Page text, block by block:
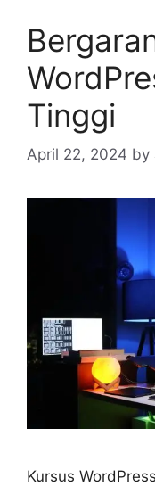
Tinggi
April 22, 2024 by
Kursus